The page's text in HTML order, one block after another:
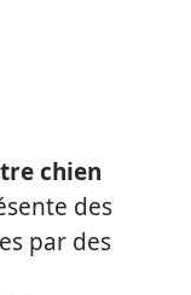
chien
des
par des